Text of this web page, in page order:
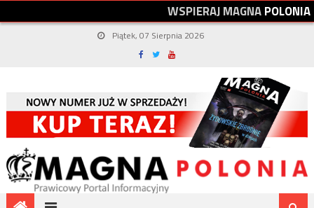
WSPIERAJMAGNAPOLONIA
Piątek, 07 Sierpnia 2026